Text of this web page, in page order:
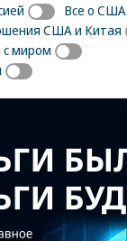
Все о США
США и Китая
с миром